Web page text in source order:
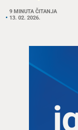
9 MINUTA ČITANJA
13. 02. 2026.